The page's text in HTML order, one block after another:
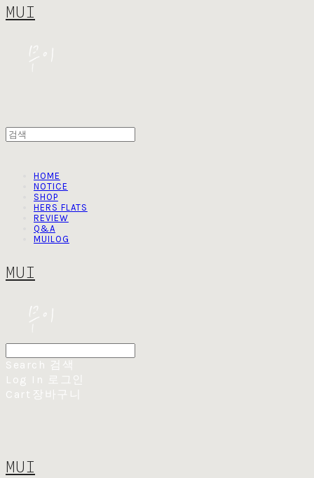
MUI
HOME
NOTICE
SHOP
HERS FLATS
REVIEW
Q&A
MUILOG
MUI
Search 검색
Log In 로그인
Cart 장바구니
MUI